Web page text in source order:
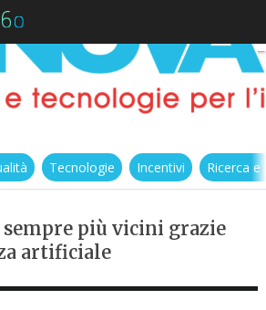
Tecnologie Incentivi Ricerca
sempre più vicini grazie
artificiale